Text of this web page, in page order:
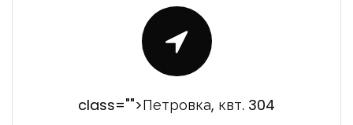
class="">Петровка, квт. 304